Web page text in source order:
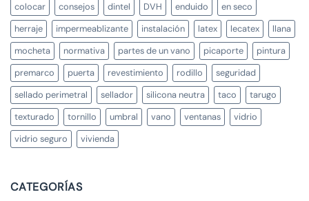
colocar
consejos dintel DVH enduido
en seco
herraje
impermeablizante instalación latex lecatex
llana
mocheta
normativa partes de un vano picaporte
pintura
premarco
puerta revestimiento rodillo
seguridad
sellado perimetral
sellador silicona neutra taco
tarugo
texturado
tornillo umbral vano ventanas
vidrio
vidrio seguro
vivienda
CATEGORÍAS